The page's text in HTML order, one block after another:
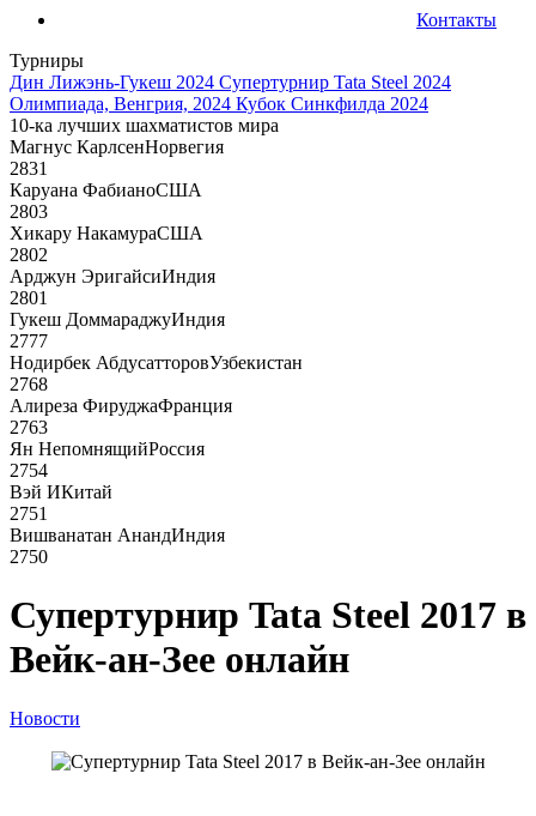
Контакты
Турниры
Дин Лижэнь-Гукеш 2024 Супертурнир Tata Steel 2024
Олимпиада, Венгрия, 2024 Кубок Синкфилда 2024
10-ка лучших шахматистов мира
Магнус КарлсенНорвегия
2831
Каруана ФабианоСША
2803
Хикару НакамураСША
2802
Арджун ЭригайсиИндия
2801
Гукеш ДоммараджуИндия
2777
Нодирбек АбдусатторовУзбекистан
2768
Алиреза ФируджаФранция
2763
Ян НепомнящийРоссия
2754
Вэй ИКитай
2751
Вишванатан АнандИндия
2750
Супертурнир Tata Steel 2017 в
Вейк-ан-Зее онлайн
Новости